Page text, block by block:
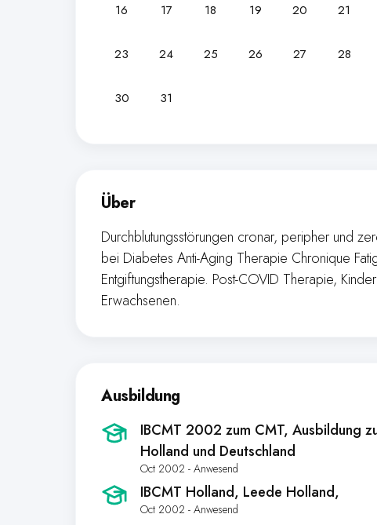
16 17 18 19 20 21
23 24 25 26 27 28
30 31
Über
Durchblutungsstörungen cronar, peripher und
bei Diabetes Anti-Aging Therapie Chronique
Entgiftungstherapie. Post-COVID Therapie,
Erwachsenen.
Ausbildung
IBCMT 2002 zum CMT, Ausbildung
Holland und Deutschland
Oct 2002 - Anwesend
IBCMT Holland, Leede Holland,
Oct 2002 - Anwesend